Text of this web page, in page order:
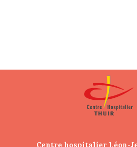
Centre hospitalier Léon-